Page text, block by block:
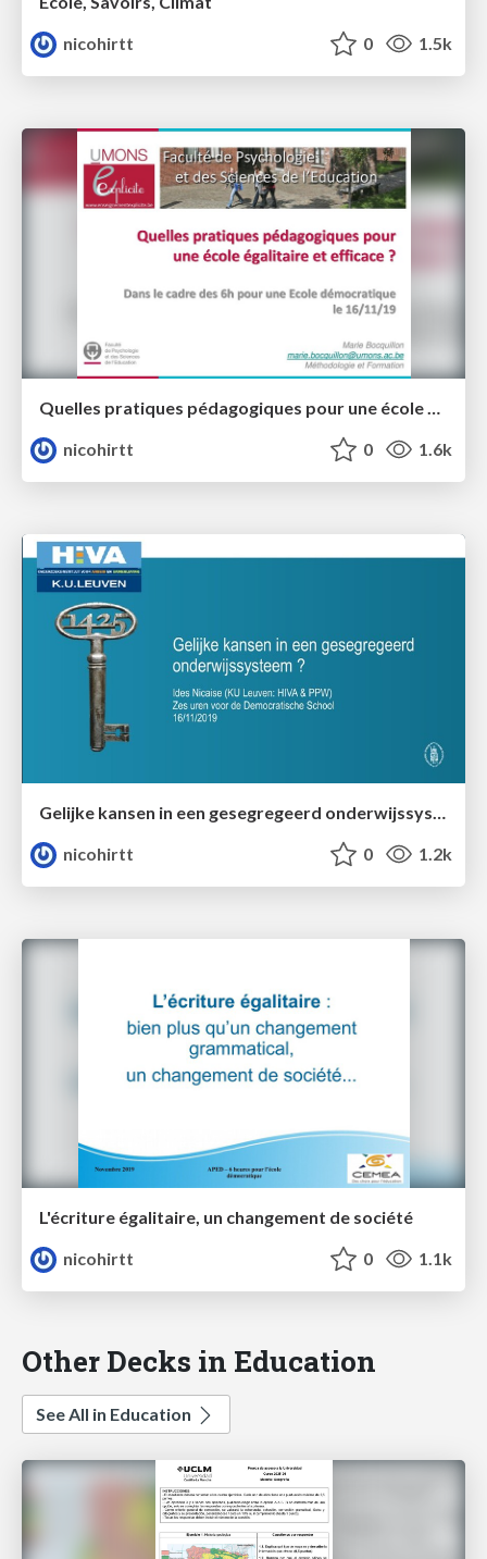
nicohirtt
0 1.5k
nicohirtt
0 1.6k
Gelijke kansen in een gesegregeerd onderwijssysteem ?
nicohirtt
0 1.2k
L'écriture égalitaire, un changement de société
nicohirtt
0 1.1k
Other Decks in Education
See All in Education